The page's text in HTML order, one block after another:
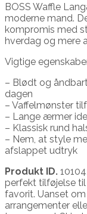
BOSS Waffle
moderne mand.
kompromis med
hverdag og mere
Vigtige
– Blødt og
dagen
– Vaffelmønster
– Lange ærmer
– Klassisk rund
– Nem, at style
afslappet udtryk
Produkt ID.
perfekt tilføjelse
favorit. Uanset
arrangementer